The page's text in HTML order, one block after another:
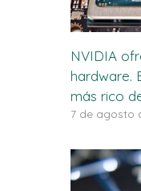
NVIDIA
hardware.
más rico
7 de agosto